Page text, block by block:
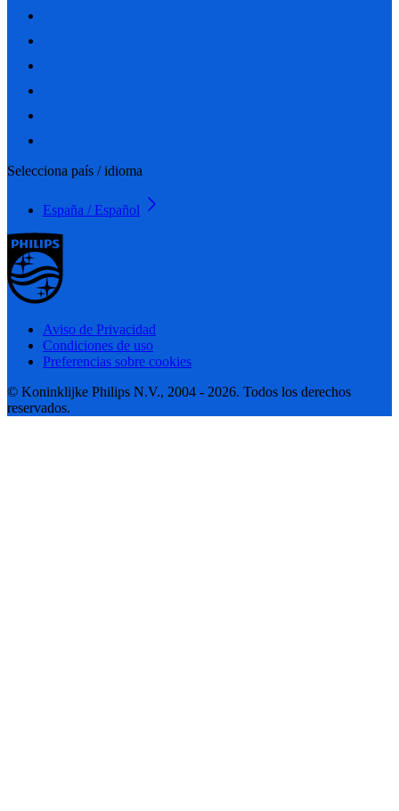
Selecciona país / idioma
España / Español
Aviso de Privacidad
Condiciones de uso
Preferencias sobre cookies
© Koninklijke Philips N.V., 2004 - 2026. Todos los derechos
reservados.